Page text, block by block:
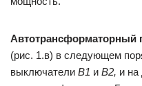
Автотрансформаторный
(рис. 1.в) в следующем
выключатели В1 и В2, и на